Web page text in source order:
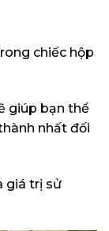
chiếc hộp
giúp bạn thể
nhất đối
giá trị sử